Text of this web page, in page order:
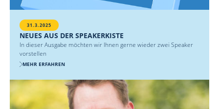
31.3.2025
NEUES AUS DER SPEAKERKISTE
In dieser Ausgabe möchten wir Ihnen gerne wieder zwei Speaker
vorstellen
MEHR ERFAHREN